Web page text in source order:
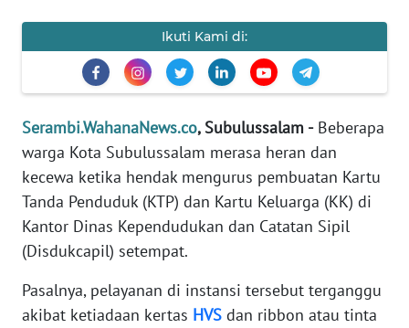
Ikuti Kami di:
Serambi.WahanaNews.co, Subulussalam -Beberapa
warga Kota Subulussalam merasa heran dan
kecewa ketika hendak mengurus pembuatan Kartu
Tanda Penduduk (KTP) dan Kartu Keluarga (KK) di
Kantor Dinas Kependudukan dan Catatan Sipil
(Disdukcapil) setempat.
Pasalnya, pelayanan di instansi tersebut terganggu
akibat ketiadaan kertas HVS dan ribbon atau tinta
KONTAK
INFO
TENTANG
KAMI
PEDOMAN
MEDIA
SIBER
REDAKSI